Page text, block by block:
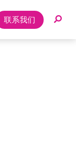
联系我们